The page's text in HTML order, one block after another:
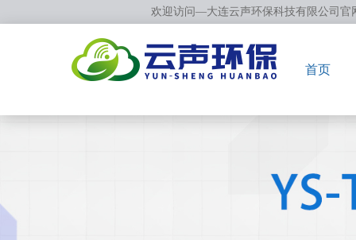
欢迎访问—大连云声环保科技有限公司官
首页